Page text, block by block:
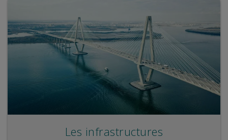
Les infrastructures